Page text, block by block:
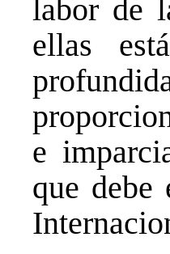
labor de
ellas
e
que